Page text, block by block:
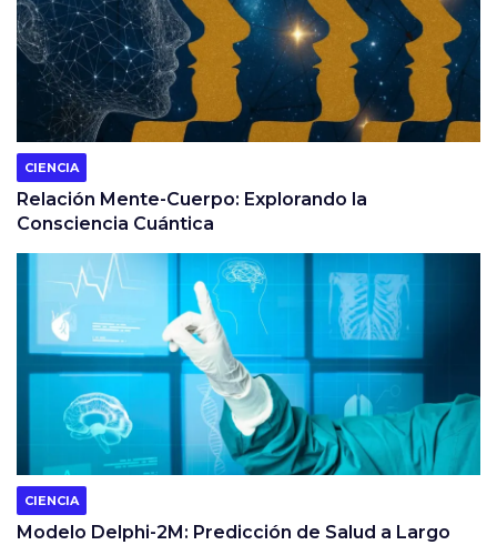
CIENCIA
Relación Mente-Cuerpo: Explorando la
Consciencia Cuántica
CIENCIA
Modelo Delphi-2M: Predicción de Salud a Largo